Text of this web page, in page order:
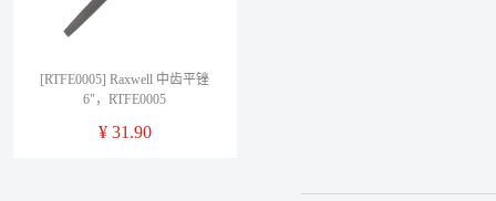
[RTFE0005] Raxwell 中齿平锉
6"，RTFE0005
¥ 31.90